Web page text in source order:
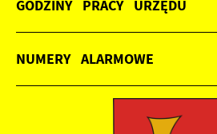
GODZINY PRACY URZĘDU
NUMERY ALARMOWE